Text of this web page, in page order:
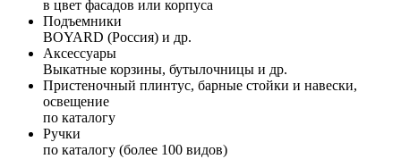
в цвет фасадов или корпуса
Подъемники
BOYARD (Россия) и др.
Аксессуары
Выкатные корзины, бутылочницы и др.
Пристеночный плинтус, барные стойки и навески,
освещение
по каталогу
Ручки
по каталогу (более 100 видов)